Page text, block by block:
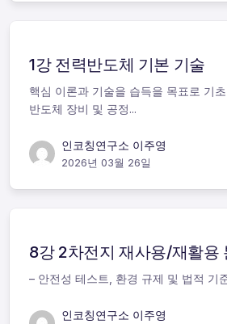
1강 전력반도체 기본 기술
핵심 이론과 기술을 습득을 목표로 기
반도체 장비 및 공정...
인코칭연구소 이주영
2026년 03월 26일
8강 2차전지 재사용/재활용
– 안전성 테스트, 환경 규제 및 법적 기
인코칭연구소 이주영